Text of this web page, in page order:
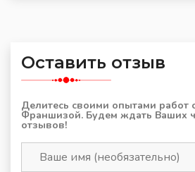
Оставить отзыв
Делитесь своими опытами работ
Франшизой. Будем ждать Ваших
отзывов!